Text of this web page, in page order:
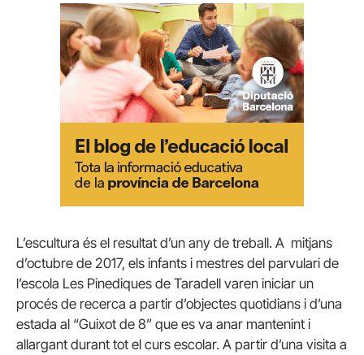
L’escultura és el resultat d’un any de treball. A mitjans
d’octubre de 2017, els infants i mestres del parvulari de
l’escola Les Pinediques de Taradell varen iniciar un
procés de recerca a partir d’objectes quotidians i d’una
estada al “Guixot de 8” que es va anar mantenint i
allargant durant tot el curs escolar. A partir d’una visita a